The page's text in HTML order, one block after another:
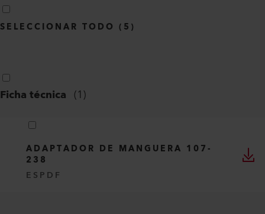
SELECCIONAR TODO ( 5 )
Ficha técnica (1)
ADAPTADOR DE MANGUERA 107-
238
ES PDF